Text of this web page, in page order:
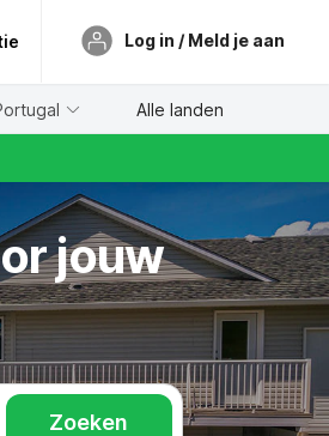
Log in / Meld je aan
Alle landen
jouw
Zoeken